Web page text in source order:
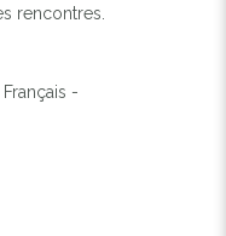
rencontres.
-